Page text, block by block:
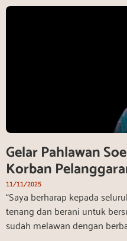
Gelar Pahlawan
Korban
11/11/2025
“Saya berharap kepada
tenang dan berani untuk
sudah melawan dengan